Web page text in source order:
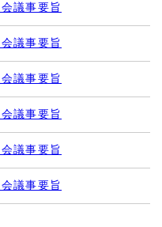
議事要旨
議事要旨
議事要旨
議事要旨
議事要旨
議事要旨